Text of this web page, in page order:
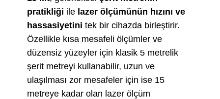
pratikliği ile lazer ölçümünün hızını ve
hassasiyetini tek bir cihazda birleştirir.
Özellikle kısa mesafeli ölçümler ve
düzensiz yüzeyler için klasik 5 metrelik
şerit metreyi kullanabilir, uzun ve
ulaşılması zor mesafeler için ise 15
metreye kadar olan lazer ölçüm